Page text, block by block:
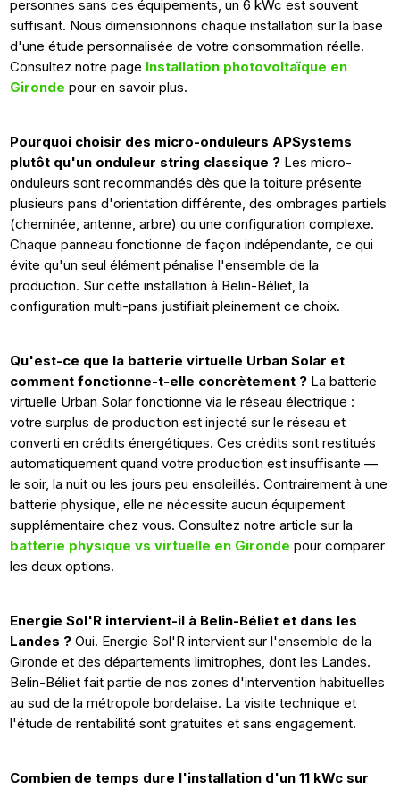
personnes sans ces équipements, un 6 kWc est souvent
suffisant. Nous dimensionnons chaque installation sur la base
d'une étude personnalisée de votre consommation réelle.
Consultez notre page Installation photovoltaïque en
Gironde pour en savoir plus.
Pourquoi choisir des micro-onduleurs APSystems
plutôt qu'un onduleur string classique ? Les micro-
onduleurs sont recommandés dès que la toiture présente
plusieurs pans d'orientation différente, des ombrages partiels
(cheminée, antenne, arbre) ou une configuration complexe.
Chaque panneau fonctionne de façon indépendante, ce qui
évite qu'un seul élément pénalise l'ensemble de la
production. Sur cette installation à Belin-Béliet, la
configuration multi-pans justifiait pleinement ce choix.
Qu'est-ce que la batterie virtuelle Urban Solar et
comment fonctionne-t-elle concrètement ? La batterie
virtuelle Urban Solar fonctionne via le réseau électrique :
votre surplus de production est injecté sur le réseau et
converti en crédits énergétiques. Ces crédits sont restitués
automatiquement quand votre production est insuffisante —
le soir, la nuit ou les jours peu ensoleillés. Contrairement à une
batterie physique, elle ne nécessite aucun équipement
supplémentaire chez vous. Consultez notre article sur la
batterie physique vs virtuelle en Gironde pour comparer
les deux options.
Energie Sol'R intervient-il à Belin-Béliet et dans les
Landes ? Oui. Energie Sol'R intervient sur l'ensemble de la
Gironde et des départements limitrophes, dont les Landes.
Belin-Béliet fait partie de nos zones d'intervention habituelles
au sud de la métropole bordelaise. La visite technique et
l'étude de rentabilité sont gratuites et sans engagement.
Combien de temps dure l'installation d'un 11 kWc sur